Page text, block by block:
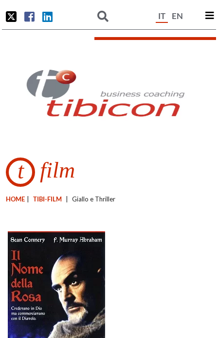
IT EN
t film
HOME TIBI-FILM Giallo e Thriller